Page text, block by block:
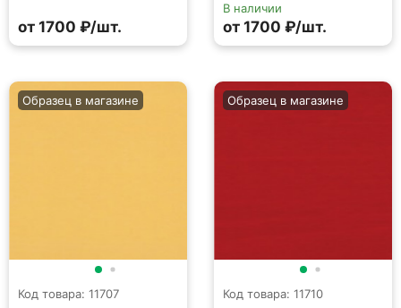
от 1700 ₽/шт.
В наличии
от 1700 ₽/шт.
Код товара: 11707
Образец в магазине
Код товара: 11710
Образец в магазине